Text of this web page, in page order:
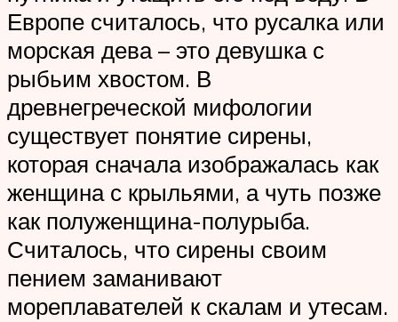
Европе считалось, что русалка или
морская дева – это девушка с
рыбьим хвостом. В
древнегреческой мифологии
существует понятие сирены,
которая сначала изображалась как
женщина с крыльями, а чуть позже
как полуженщина-полурыба.
Считалось, что сирены своим
пением заманивают
мореплавателей к скалам и утесам.